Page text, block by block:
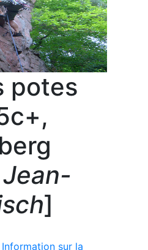
potes
]
Information sur la